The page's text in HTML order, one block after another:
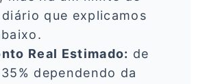
que explicamos
Real Estimado: de
35% dependendo da